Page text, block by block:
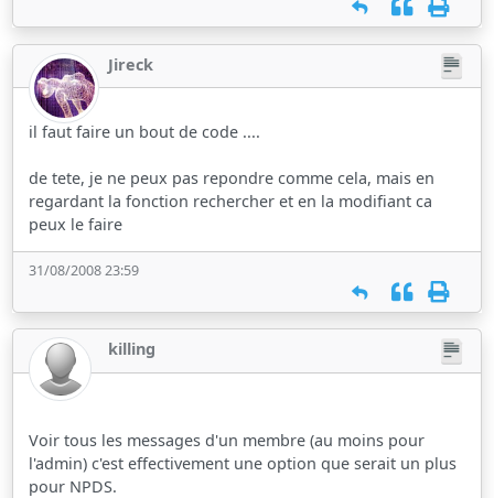
Jireck
il faut faire un bout de code ....
de tete, je ne peux pas repondre comme cela, mais en
regardant la fonction rechercher et en la modifiant ca
peux le faire
31/08/2008 23:59
killing
Voir tous les messages d'un membre (au moins pour
l'admin) c'est effectivement une option que serait un plus
pour NPDS.